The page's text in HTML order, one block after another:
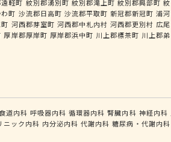
軽町 紋別郡湧別町 紋別郡滝上町 紋別郡興部町
町 沙流郡日高町 沙流郡平取町 新冠郡新冠町 浦
河西郡芽室町 河西郡中札内村 河西郡更別村 広
厚岸郡厚岸町 厚岸郡浜中町 川上郡標茶町 川上郡
道内科 呼吸器内科 循環器内科 腎臓内科 神経内科
ニック内科 内分泌内科 代謝内科 糖尿病・代謝内科